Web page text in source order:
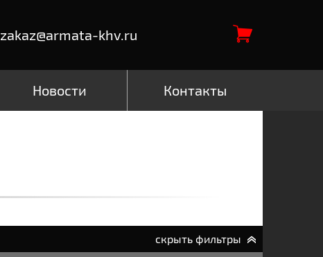
zakaz@armata-khv.ru
Новости Контакты
скрыть фильтры